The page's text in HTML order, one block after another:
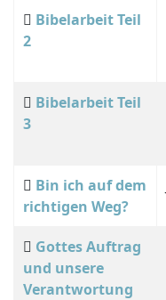
Bibelarbeit Teil
2
Bibelarbeit Teil
3
Bin ich auf dem
richtigen Weg?
Gottes Auftrag
und unsere
Verantwortung